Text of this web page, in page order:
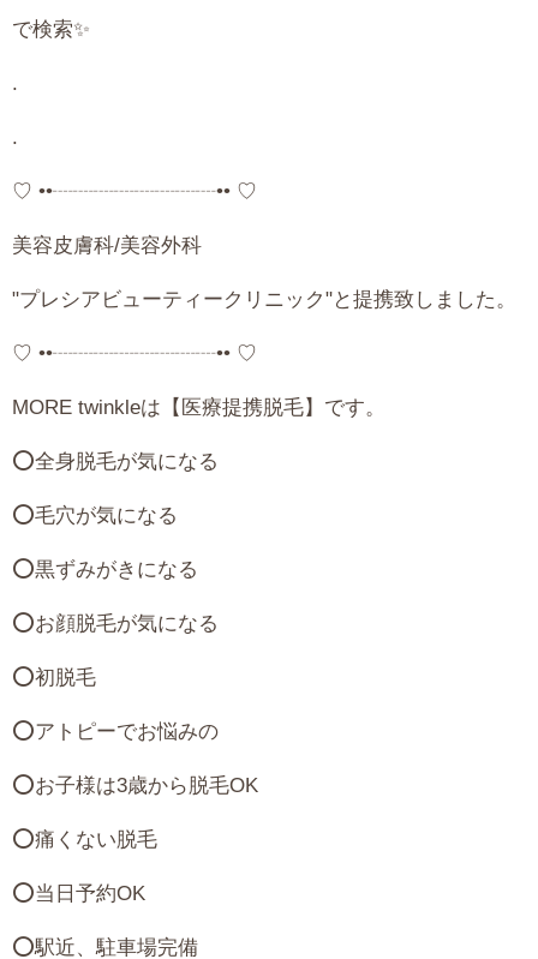
で検索✨
.
.
♡ ••┈┈┈┈┈┈┈┈•• ♡
美容皮膚科/美容外科
"プレシアビューティークリニック"と提携致しました。
♡ ••┈┈┈┈┈┈┈┈•• ♡
MORE twinkleは【医療提携脱毛】です。
⭕️全身脱毛が気になる
⭕️毛穴が気になる
⭕️黒ずみがきになる
⭕️お顔脱毛が気になる
⭕️初脱毛
⭕️アトピーでお悩みの
⭕️お子様は3歳から脱毛OK
⭕️痛くない脱毛
⭕️当日予約OK
⭕️駅近、駐車場完備